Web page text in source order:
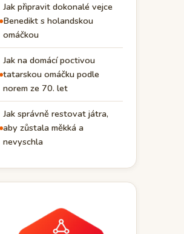
Jak připravit dokonalé vejce
Benedikt s holandskou
omáčkou
Jak na domácí poctivou
tatarskou omáčku podle
norem ze 70. let
Jak správně restovat játra,
aby zůstala měkká a
nevyschla